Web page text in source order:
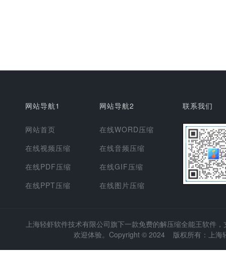
网站导航1
网站首页
在线视频压缩
在线PDF压缩
在线PPT压缩
网站导航2
在线WORD压缩
在线音频压缩
在线GIF压缩
在线图片压缩
联系我们
上海轻虾软件技术有限公司旗下一款免费的解压缩全能王软件
欢迎体验。Copyright © 2024 版权所有：上